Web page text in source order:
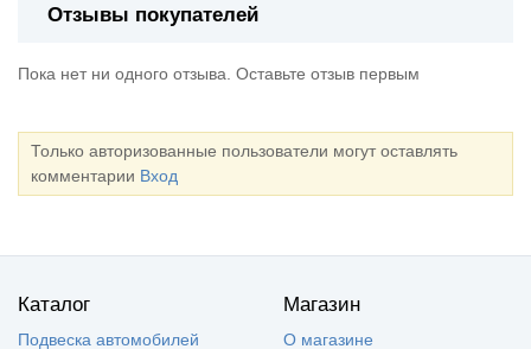
Отзывы покупателей
Пока нет ни одного отзыва. Оставьте отзыв первым
Только авторизованные пользователи могут оставлять
комментарии Вход
Каталог
Подвеска автомобилей
Магазин
О магазине